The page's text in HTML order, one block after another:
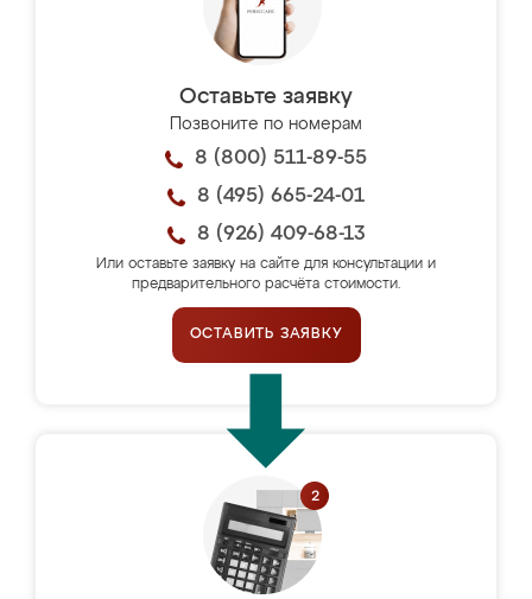
Оставьте заявку
Позвоните по номерам
8 (800) 511-89-55
8 (495) 665-24-01
8 (926) 409-68-13
Или оставьте заявку на сайте для консультации и
предварительного расчёта стоимости.
ОСТАВИТЬ ЗАЯВКУ